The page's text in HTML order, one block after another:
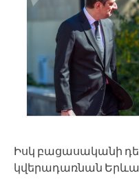
Իսկ բացասականի
կվերադառնան